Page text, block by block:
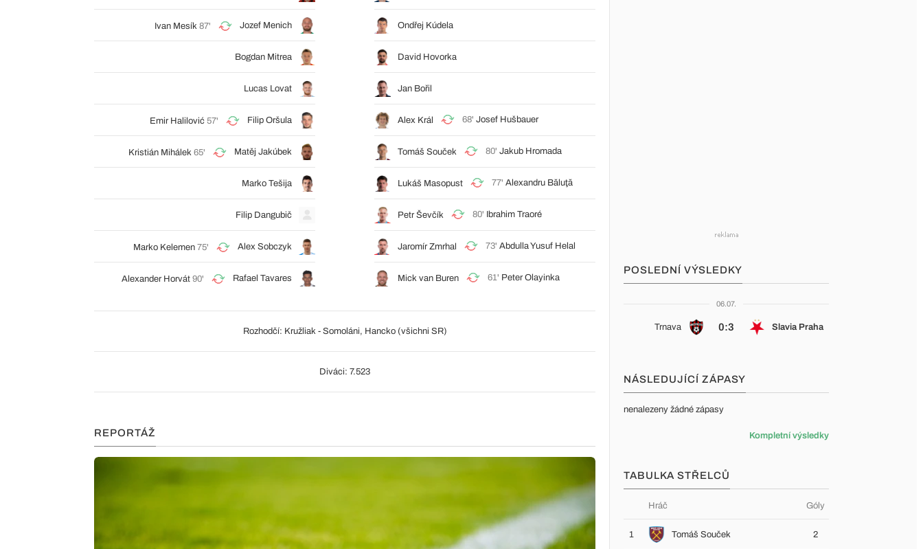
Ivan Mesík 87' Jozef Menich Ondřej Kúdela
Bogdan Mitrea David Hovorka
Lucas Lovat Jan Bořil
Emir Halilović 57' Filip Oršula Alex Král 68' Josef Hušbauer
Kristián Mihálek 65' Matěj Jakúbek Tomáš Souček 80' Jakub Hromada
Marko Tešija Lukáš Masopust 77' Alexandru Băluţă
Filip Dangubič Petr Ševčík 80' Ibrahim Traoré
Marko Kelemen 75' Alex Sobczyk Jaromír Zmrhal 73' Abdulla Yusuf Helal
Alexander Horvát 90' Rafael Tavares Mick van Buren 61' Peter Olayinka
Rozhodčí: Kružliak - Somoláni, Hancko (všichni SR)
Diváci: 7.523
REPORTÁŽ
POSLEDNÍ VÝSLEDKY
06.07.
Trnava 0:3 Slavia Praha
NÁSLEDUJÍCÍ ZÁPASY
nenalezeny žádné zápasy
Kompletní výsledky
TABULKA STŘELCŮ
Hráč Góly
1 Tomáš Souček 2